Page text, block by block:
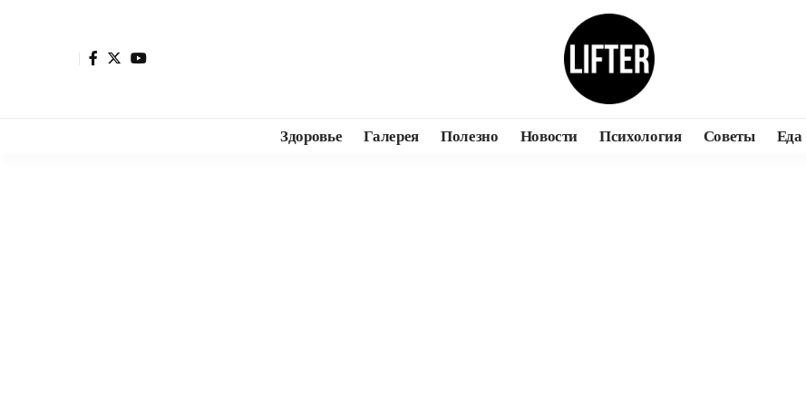
Здоровье Галерея Полезно Новости Психология Советы Еда